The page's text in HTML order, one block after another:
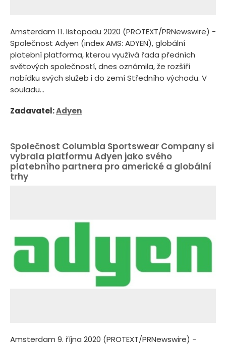
Amsterdam 11. listopadu 2020 (PROTEXT/PRNewswire) -
Společnost Adyen (index AMS: ADYEN), globální
platební platforma, kterou využívá řada předních
světových společností, dnes oznámila, že rozšíří
nabídku svých služeb i do zemí Středního východu. V
souladu...
Zadavatel:Adyen
Společnost Columbia Sportswear Company si
vybrala platformu Adyen jako svého
platebního partnera pro americké a globální
trhy
Amsterdam 9. října 2020 (PROTEXT/PRNewswire) -